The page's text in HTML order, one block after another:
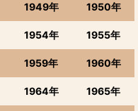
1949年 1950年
1954年 1955年
1959年 1960年
1964年 1965年